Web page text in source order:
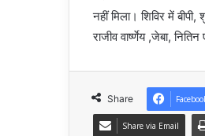
नहीं मिला। शिविर में
राजीव वार्ष्णेय ,जेबा,
Share
Share via Email